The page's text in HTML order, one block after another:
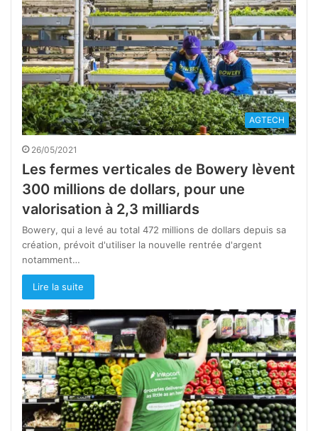
AGTECH
26/05/2021
Les fermes verticales de Bowery lèvent
300 millions de dollars, pour une
valorisation à 2,3 milliards
Bowery, qui a levé au total 472 millions de dollars depuis sa
création, prévoit d'utiliser la nouvelle rentrée d'argent
notamment…
Lire la suite